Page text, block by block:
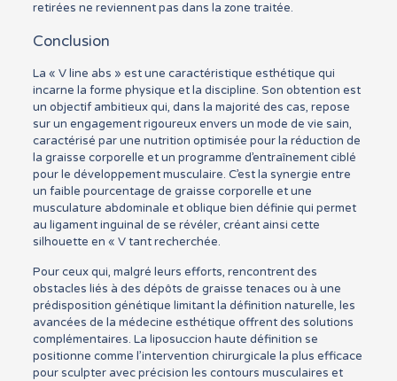
retirées ne reviennent pas dans la zone traitée.
Conclusion
La « V line abs » est une caractéristique esthétique qui
incarne la forme physique et la discipline. Son obtention est
un objectif ambitieux qui, dans la majorité des cas, repose
sur un engagement rigoureux envers un mode de vie sain,
caractérisé par une nutrition optimisée pour la réduction de
la graisse corporelle et un programme d’entraînement ciblé
pour le développement musculaire. C’est la synergie entre
un faible pourcentage de graisse corporelle et une
musculature abdominale et oblique bien définie qui permet
au ligament inguinal de se révéler, créant ainsi cette
silhouette en « V tant recherchée.
Pour ceux qui, malgré leurs efforts, rencontrent des
obstacles liés à des dépôts de graisse tenaces ou à une
prédisposition génétique limitant la définition naturelle, les
avancées de la médecine esthétique offrent des solutions
complémentaires. La liposuccion haute définition se
positionne comme l’intervention chirurgicale la plus efficace
pour sculpter avec précision les contours musculaires et